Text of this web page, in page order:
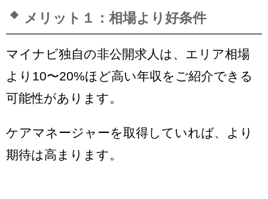
メリット１：相場より好条件
マイナビ独自の非公開求人は、エリア相場
より10〜20%ほど高い年収をご紹介できる
可能性があります。
ケアマネージャーを取得していれば、より
期待は高まります。